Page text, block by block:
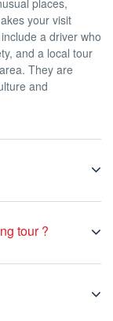
places,
your visit
a driver who
and a local tour
They are
and
city or region to
Based on the
transportation
tour ?
for all tours that
guides to show
for